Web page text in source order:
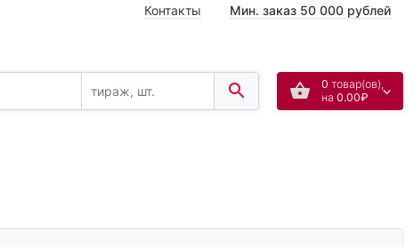
Контакты Мин. заказ 50 000 рублей
0 товар(ов),
на 0.00₽